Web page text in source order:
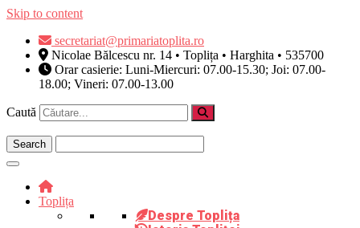
Skip to content
secretariat@primariatoplita.ro
Nicolae Bălcescu nr. 14 • Toplița • Harghita • 535700
Orar casierie: Luni-Miercuri: 07.00-15.30; Joi: 07.00-
18.00; Vineri: 07.00-13.00
Caută
Toplița
Despre Toplița